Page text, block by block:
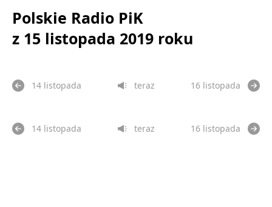
Polskie Radio PiK
z 15 listopada 2019 roku
14 listopada teraz 16 listopada
14 listopada teraz 16 listopada